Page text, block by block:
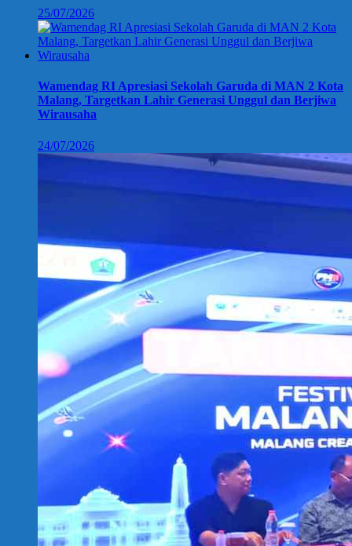
25/07/2026
Wamendag RI Apresiasi Sekolah Garuda di MAN 2 Kota
Malang, Targetkan Lahir Generasi Unggul dan Berjiwa
Wirausaha
24/07/2026